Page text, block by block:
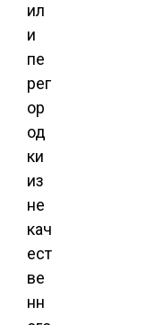
ил
и
пе
рег
ор
од
ки
из
не
кач
ест
ве
нн